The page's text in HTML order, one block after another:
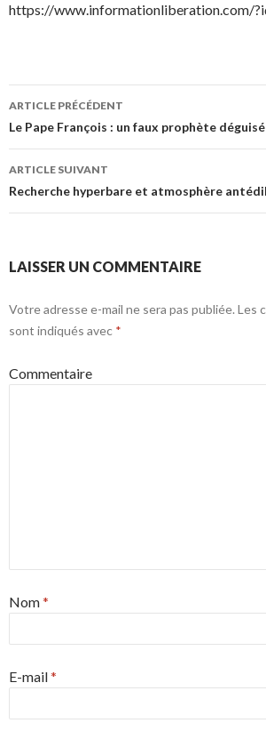
https://www.informationliberation.com/
Navigation
des
articles
ARTICLE PRÉCÉDENT
Le Pape François : un faux prophète
ARTICLE SUIVANT
Recherche hyperbare et atmosphère
LAISSER UN COMMENTAIRE
Votre adresse e-mail ne sera pas publiée. Les
sont indiqués avec *
Commentaire
Nom*
E-mail*